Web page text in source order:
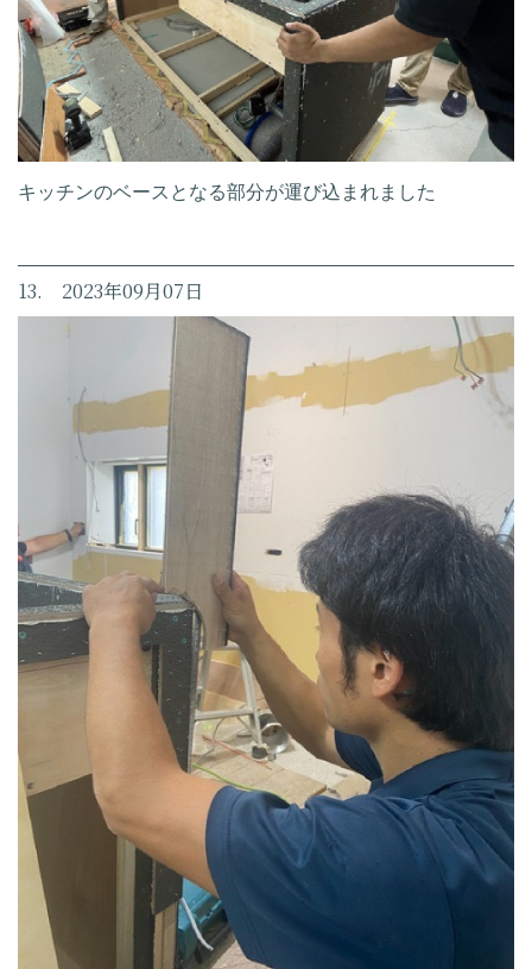
キッチンのベースとなる部分が運び込まれました
13. 2023年09月07日